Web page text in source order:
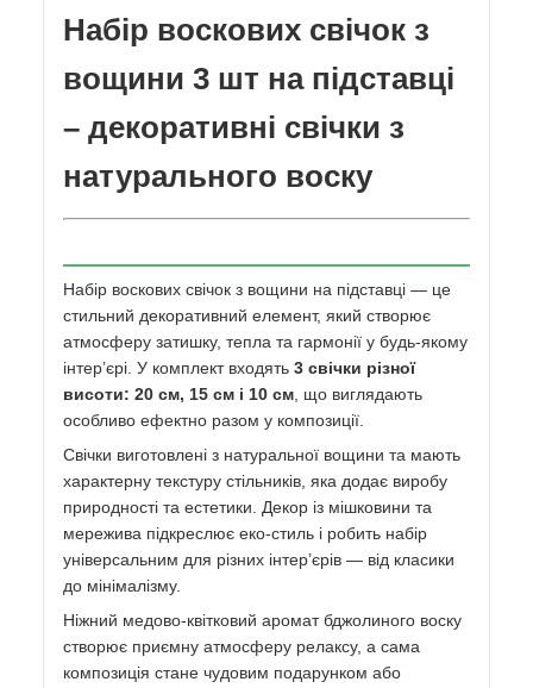
Набір воскових свічок з
вощини 3 шт на підставці
– декоративні свічки з
натурального воску
Набір воскових свічок з вощини на підставці — це
стильний декоративний елемент, який створює
атмосферу затишку, тепла та гармонії у будь-якому
інтер’єрі. У комплект входять 3 свічки різної
висоти: 20 см, 15 см і 10 см, що виглядають
особливо ефектно разом у композиції.
Свічки виготовлені з натуральної вощини та мають
характерну текстуру стільників, яка додає виробу
природності та естетики. Декор із мішковини та
мережива підкреслює еко-стиль і робить набір
універсальним для різних інтер’єрів — від класики
до мінімалізму.
Ніжний медово-квітковий аромат бджолиного воску
створює приємну атмосферу релаксу, а сама
композиція стане чудовим подарунком або